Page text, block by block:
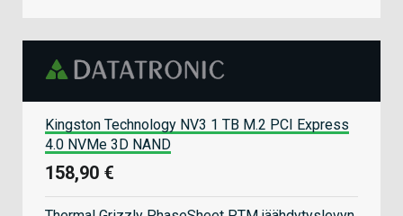
Kingston Technology NV3 1 TB M.2 PCI Express
4.0 NVMe 3D NAND
158,90 €